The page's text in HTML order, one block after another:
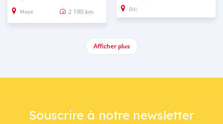
Mape 2 190 km Dili
Afficher plus
Souscrire à notre newsletter